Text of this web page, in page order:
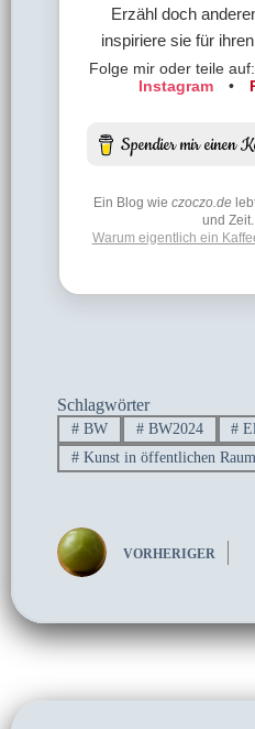
Erzähl doch
inspiriere sie für
Folge mir oder teile auf:
Instagram
•
Ein Blog wie czoczo.de
und Zeit.
Warum eigentlich ein
Schlagwörter
#BW #BW2024 #
#Kunst in öffentlichen Raum
VORHERIGER